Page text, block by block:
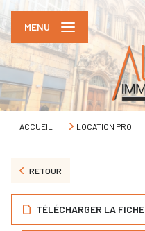
MENU
ACCUEIL LOCATION PRO
RETOUR
TÉLÉCHARGER LA FICHE